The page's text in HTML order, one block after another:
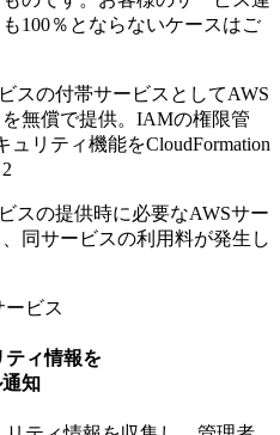
100％とならないケースはご
スの付帯サービスとしてAWS
無償で提供。IAMの権限管
リティ機能をCloudFormation
スの提供時に必要なAWSサー
同サービスの利用料が発生し
ティ情報を
知